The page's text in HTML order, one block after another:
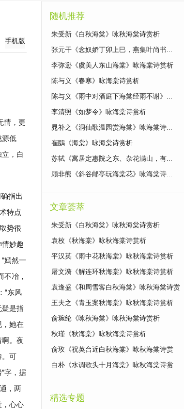
手机版
情，更
源低
，白
指出
特点
势很
妙趣
嫣然一
不冶，
“东风
疑是指
她在
。夜
。可
字，据
，两
，心心
随机推荐
朱受新《白秋海棠》咏秋海棠诗赏析
张元干《念奴娇丁卯上巳，燕集叶尚书...
李弥逊《虞美人东山海棠》咏海棠诗赏析
陈与义《春寒》咏海棠诗赏析
陈与义《雨中对酒庭下海棠经雨不谢》...
李清照《如梦令》咏海棠诗赏析
晁补之《洞仙歌温园赏海棠》咏海棠诗...
崔鶠《海棠》咏海棠诗赏析
苏轼《寓居定惠院之东、杂花满山，有...
顾非熊《斜谷邮亭玩海棠花》咏海棠诗...
文章荟萃
朱受新《白秋海棠》咏秋海棠诗赏析
袁枚《秋海棠》咏秋海棠诗赏析
平汉英《雨中花秋海棠》咏秋海棠诗赏析
屠文漪《解连环秋海棠》咏秋海棠诗赏析
袁逢盛《和周雪客白秋海棠》咏秋海棠诗赏
析
王夫之《青玉案秋海棠》咏秋海棠诗赏析
俞琬纶《咏秋海棠》咏秋海棠诗赏析
秋瑾《秋海棠》咏秋海棠诗赏析
俞玫《祝英台近白秋海棠》咏秋海棠诗赏
析
白朴《水调歌头十月海棠》咏秋海棠诗赏
精选专题